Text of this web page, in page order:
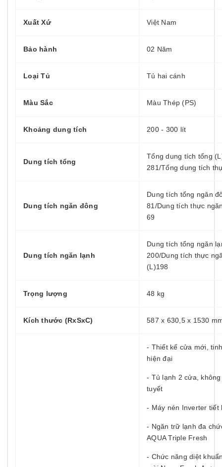
Xuất Xứ Việt Nam
Bảo hành 02 Năm
Loại Tủ Tủ hai cánh
Màu Sắc Màu Thép (PS)
Khoảng dung tích 200 - 300 lít
Dung tích tổng
Tổng dung tích tổng
281/Tổng dung tích
Dung tích ngăn đông
Dung tích tổng ngăn
81/Dung tích thực
69
Dung tích ngăn lạnh
Dung tích tổng ngăn
200/Dung tích thực
(L)198
Trọng lượng 48 kg
Kích thước (RxSxC) 587 x 630,5 x 1530
- Thiết kế cửa mới,
hiện đại
- Tủ lạnh 2 cửa,
tuyết
- Máy nén Inverter tiết
- Ngăn trữ lạnh đa
AQUA Triple Fresh
- Chức năng diệt